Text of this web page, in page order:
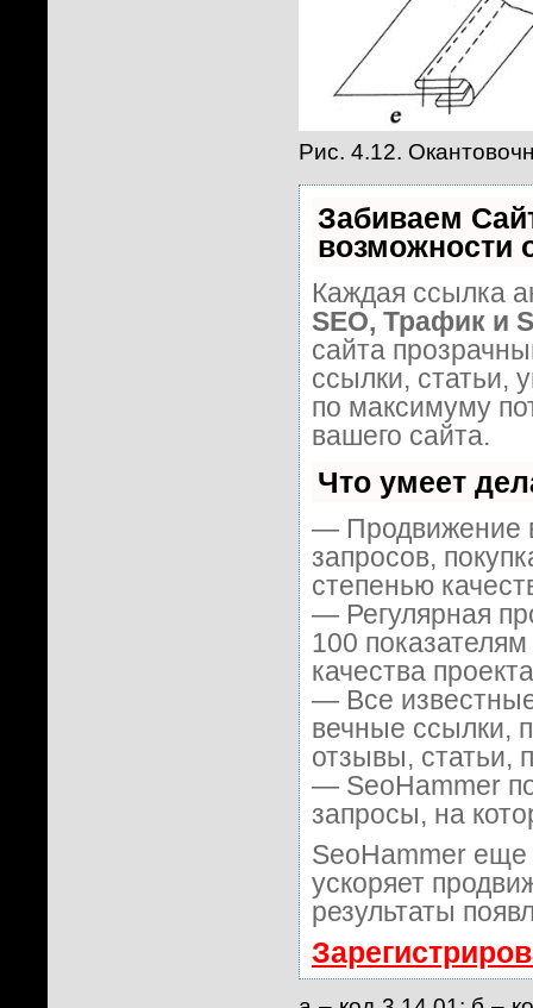
Рис. 4.12.
Забиваем
возможности
Каждая ссылка
SEO, Трафик и
сайта
ссылки, статьи,
по максимуму
вашего сайта.
Что умеет
— Продвижение
запросов,
степенью
— Регулярная
100
качества
— Все
вечные ссылки,
отзывы, статьи,
— SeoHammer
запросы, на
SeoHammer еще
ускоряет
результаты